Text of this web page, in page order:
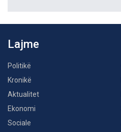
Lajme
Politikë
Kronikë
Aktualitet
Ekonomi
Sociale